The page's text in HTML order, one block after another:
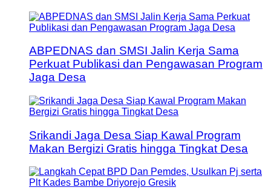
ABPEDNAS dan SMSI Jalin Kerja Sama
Perkuat Publikasi dan Pengawasan Program
Jaga Desa
Srikandi Jaga Desa Siap Kawal Program
Makan Bergizi Gratis hingga Tingkat Desa